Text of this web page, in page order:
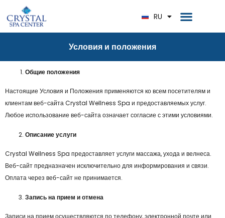
RU
DE
Условия и положения
Общие положения
Настоящие Условия и Положения применяются ко всем посетителям и
клиентам веб-сайта Crystal Wellness Spa и предоставляемых услуг.
Любое использование веб-сайта означает согласие с этими условиями.
Описание услуги
Crystal Wellness Spa предоставляет услуги массажа, ухода и велнеса.
Веб-сайт предназначен исключительно для информирования и связи.
Оплата через веб-сайт не принимается.
Запись на прием и отмена
Записи на прием осуществляются по телефону, электронной почте или